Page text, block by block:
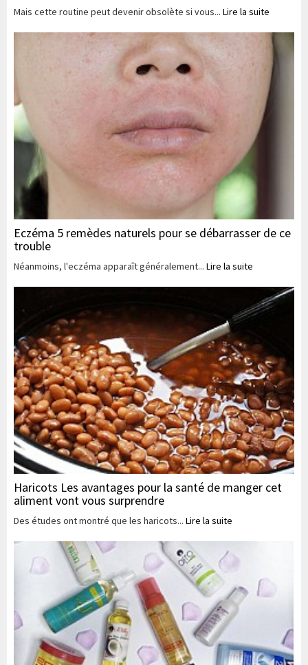
Mais cette routine peut devenir obsolète si vous... Lire la suite
Eczéma 5 remèdes naturels pour se débarrasser de ce
trouble
Néanmoins, l'eczéma apparaît généralement... Lire la suite
Haricots Les avantages pour la santé de manger cet
aliment vont vous surprendre
Des études ont montré que les haricots... Lire la suite